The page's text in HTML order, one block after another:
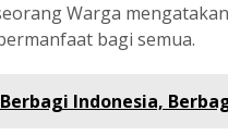
Warga
bagi semua.
Indonesia,